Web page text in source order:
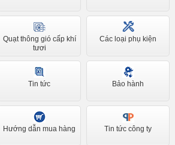
Quạt thông gió cấp khí
tươi
Các loại phụ kiện
Tin tức Bảo hành
Hướng dẫn mua hàng Tin tức công ty